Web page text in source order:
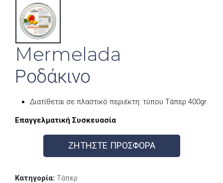
Mermelada
Ροδάκινο
Διατίθεται σε πλαστικό περιέκτη: τύπου Τάπερ 400gr.
Επαγγελματική Συσκευασία
ΖΗΤΗΣΤΕ ΠΡΟΣΦΟΡΑ
Κατηγορία: Τάπερ